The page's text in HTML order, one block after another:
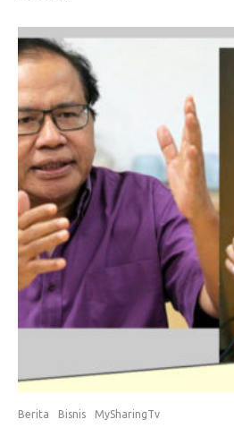
Berita Bisnis MySharingTv